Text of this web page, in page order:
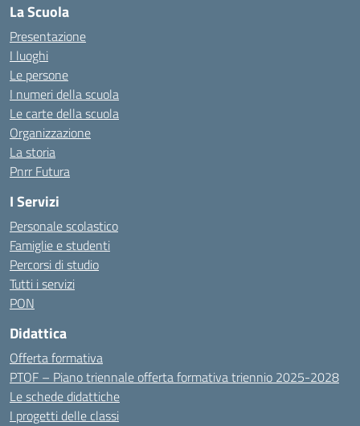
La Scuola
Presentazione
I luoghi
Le persone
I numeri della scuola
Le carte della scuola
Organizzazione
La storia
Pnrr Futura
I Servizi
Personale scolastico
Famiglie e studenti
Percorsi di studio
Tutti i servizi
PON
Didattica
Offerta formativa
PTOF – Piano triennale offerta formativa triennio 2025-2028
Le schede didattiche
I progetti delle classi